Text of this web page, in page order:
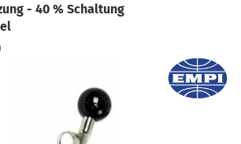
- 40 % Schaltung